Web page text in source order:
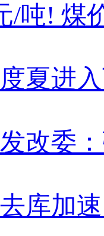
/吨! 煤
夏进
改委
库加